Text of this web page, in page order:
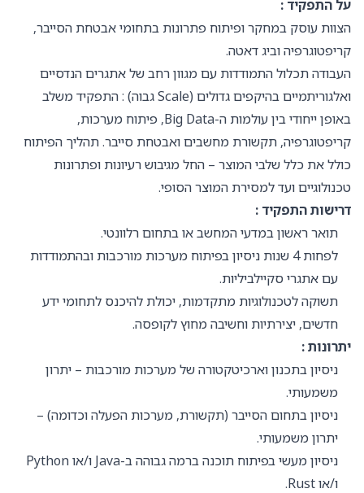
על התפקיד :
הצוות עוסק במחקר ופיתוח פתרונות בתחומי אבטחת הסייבר,
קריפטוגרפיה וביג דאטה.
העבודה תכלול התמודדות עם מגוון רחב של אתגרים הנדסיים
ואלגוריתמיים בהיקפים גדולים (Scale גבוה) : התפקיד משלב
באופן ייחודי בין עולמות ה-Big Data, פיתוח מערכות,
קריפטוגרפיה, תקשורת מחשבים ואבטחת סייבר. תהליך הפיתוח
כולל את כלל שלבי המוצר – החל מגיבוש רעיונות ופתרונות
טכנולוגיים ועד למסירת המוצר הסופי.
דרישות התפקיד :
תואר ראשון במדעי המחשב או בתחום רלוונטי.
לפחות 4 שנות ניסיון בפיתוח מערכות מורכבות ובהתמודדות
עם אתגרי סקיילביליות.
תשוקה לטכנולוגיות מתקדמות, יכולת להיכנס לתחומי ידע
חדשים, יצירתיות וחשיבה מחוץ לקופסה.
יתרונות :
ניסיון בתכנון וארכיטקטורה של מערכות מורכבות – יתרון
משמעותי.
ניסיון בתחום הסייבר (תקשורת, מערכות הפעלה וכדומה) –
יתרון משמעותי.
ניסיון מעשי בפיתוח תוכנה ברמה גבוהה ב-Java ו/או Python
ו/או Rust.